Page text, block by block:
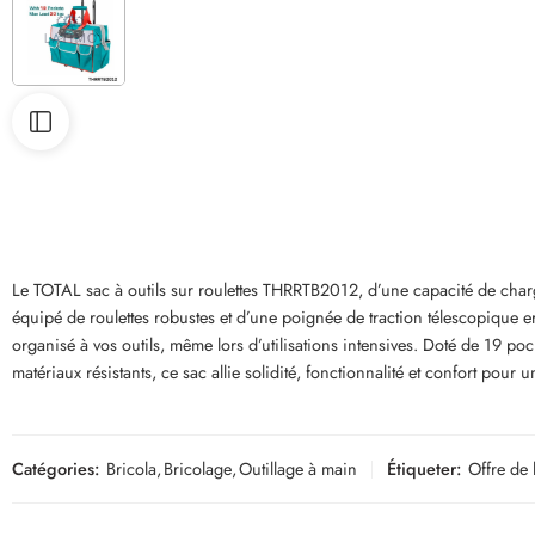
Le TOTAL sac à outils sur roulettes THRRTB2012, d’une capacité de
équipé de roulettes robustes et d’une poignée de traction
organisé à vos outils, même lors d’utilisations intensives. Doté de 19
matériaux résistants, ce sac allie solidité, fonctionnalité et confort pour
Catégories: Bricola,Bricolage,Outillage à main Étiqueter: Offre de